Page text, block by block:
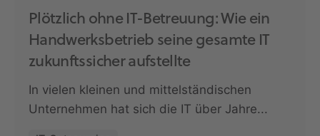
Plötzlich ohne IT-Betreuung: Wie ein
Handwerksbetrieb seine gesamte IT
zukunftssicher aufstellte
In vielen kleinen und mittelständischen
Unternehmen hat sich die IT über Jahre...